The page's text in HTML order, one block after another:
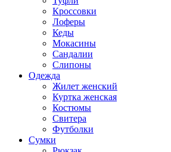
Кроссовки
Лоферы
Кеды
Мокасины
Сандалии
Слипоны
Одежда
Жилет женский
Куртка женская
Костюмы
Свитера
Футболки
Сумки